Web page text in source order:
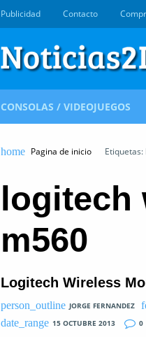
Publicidad Contacto
CONSOLAS / VIDEOJUEGOS
Pagina de inicio
logitech
m560
Logitech Wireless
JORGE FERNANDEZ
15 OCTUBRE 2013
0